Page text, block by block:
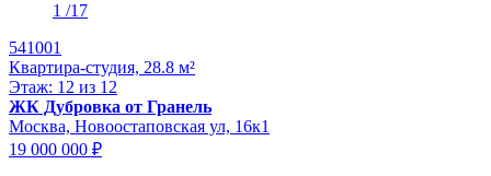
1 /17
541001
Квартира-студия, 28.8 м²
Этаж: 12 из 12
ЖК Дубровка от Гранель
Москва, Новоостаповская ул, 16к1
19 000 000 ₽